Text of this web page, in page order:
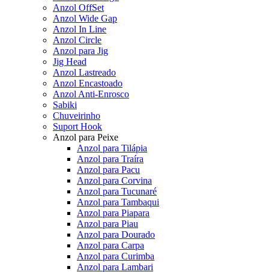
Anzol OffSet
Anzol Wide Gap
Anzol In Line
Anzol Circle
Anzol para Jig
Jig Head
Anzol Lastreado
Anzol Encastoado
Anzol Anti-Enrosco
Sabiki
Chuveirinho
Suport Hook
Anzol para Peixe
Anzol para Tilápia
Anzol para Traíra
Anzol para Pacu
Anzol para Corvina
Anzol para Tucunaré
Anzol para Tambaqui
Anzol para Piapara
Anzol para Piau
Anzol para Dourado
Anzol para Carpa
Anzol para Curimba
Anzol para Lambari